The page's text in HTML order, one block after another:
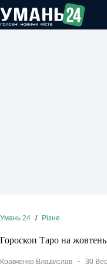
до
вмісту
Умань 24 / Різне
Гороскоп Таро на
Кравченко Владислав 30